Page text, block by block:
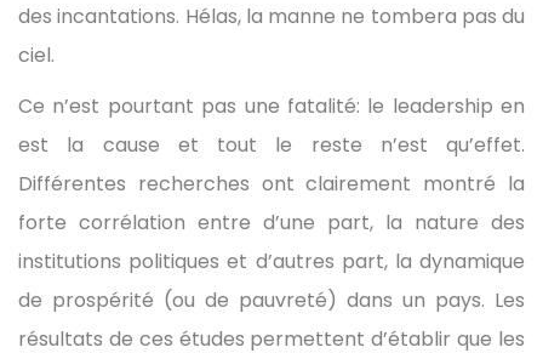
des incantations. Hélas, la manne ne tombera pas du
ciel.
Ce n’est pourtant pas une fatalité: le leadership en
est la cause et tout le reste n’est qu’effet.
Différentes recherches ont clairement montré la
forte corrélation entre d’une part, la nature des
institutions politiques et d’autres part, la dynamique
de prospérité (ou de pauvreté) dans un pays. Les
résultats de ces études permettent d’établir que les